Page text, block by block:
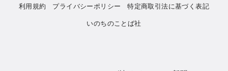
利用規約 プライバシーポリシー
特定商取引法に基づく表記
いのちのことば社